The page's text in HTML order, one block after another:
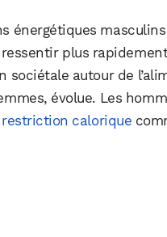
énergétiques
plus
sociétale autour de
évolue. Les
restriction calorique